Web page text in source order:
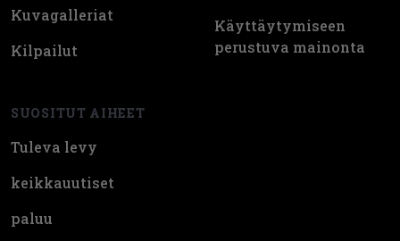
Kuvagalleriat
Kilpailut
SUOSITUT AIHEET
Tuleva levy
keikkauutiset
paluu
Käyttäytymiseen
perustuva mainonta